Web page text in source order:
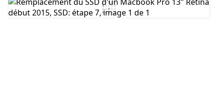
Ajouter un commentaire